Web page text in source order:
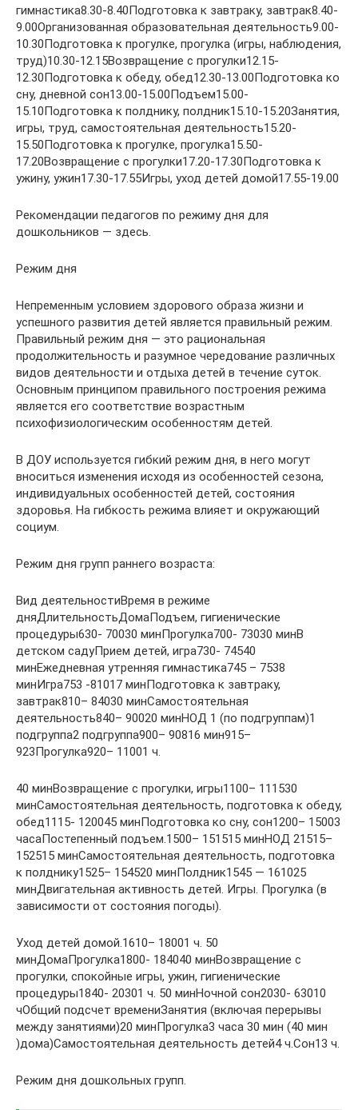
гимнастика8.30-8.40Подготовка к завтраку, завтрак8.40-
9.00Организованная образовательная деятельность9.00-
10.30Подготовка к прогулке, прогулка (игры, наблюдения,
труд)10.30-12.15Возвращение с прогулки12.15-
12.30Подготовка к обеду, обед12.30-13.00Подготовка ко
сну, дневной сон13.00-15.00Подъем15.00-
15.10Подготовка к полднику, полдник15.10-15.20Занятия,
игры, труд, самостоятельная деятельность15.20-
15.50Подготовка к прогулке, прогулка15.50-
17.20Возвращение с прогулки17.20-17.30Подготовка к
ужину, ужин17.30-17.55Игры, уход детей домой17.55-19.00
Рекомендации педагогов по режиму дня для
дошкольников — здесь.
Режим дня
Непременным условием здорового образа жизни и
успешного развития детей является правильный режим.
Правильный режим дня — это рациональная
продолжительность и разумное чередование различных
видов деятельности и отдыха детей в течение суток.
Основным принципом правильного построения режима
является его соответствие возрастным
психофизиологическим особенностям детей.
В ДОУ используется гибкий режим дня, в него могут
вноситься изменения исходя из особенностей сезона,
индивидуальных особенностей детей, состояния
здоровья. На гибкость режима влияет и окружающий
социум.
Режим дня групп раннего возраста:
Вид деятельностиВремя в режиме
дняДлительностьДомаПодъем, гигиенические
процедуры630- 70030 минПрогулка700- 73030 минВ
детском садуПрием детей, игра730- 74540
минЕжедневная утренняя гимнастика745 – 7538
минИгра753 -81017 минПодготовка к завтраку,
завтрак810– 84030 минСамостоятельная
деятельность840– 90020 минНОД 1 (по подгруппам)1
подгруппа2 подгруппа900– 90816 мин915–
923Прогулка920– 11001 ч.
40 минВозвращение с прогулки, игры1100– 111530
минСамостоятельная деятельность, подготовка к обеду,
обед1115- 120045 минПодготовка ко сну, сон1200– 15003
часаПостепенный подъем.1500– 151515 минНОД 21515–
152515 минСамостоятельная деятельность, подготовка
к полднику1525– 154520 минПолдник1545 — 161025
минДвигательная активность детей. Игры. Прогулка (в
зависимости от состояния погоды).
Уход детей домой.1610– 18001 ч. 50
минДомаПрогулка1800- 184040 минВозвращение с
прогулки, спокойные игры, ужин, гигиенические
процедуры1840- 20301 ч. 50 минНочной сон2030- 63010
чОбщий подсчет времениЗанятия (включая перерывы
между занятиями)20 минПрогулка3 часа 30 мин (40 мин
)дома)Самостоятельная деятельность детей4 ч.Сон13 ч.
Режим дня дошкольных групп.